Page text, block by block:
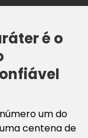
é o
um do
centena de